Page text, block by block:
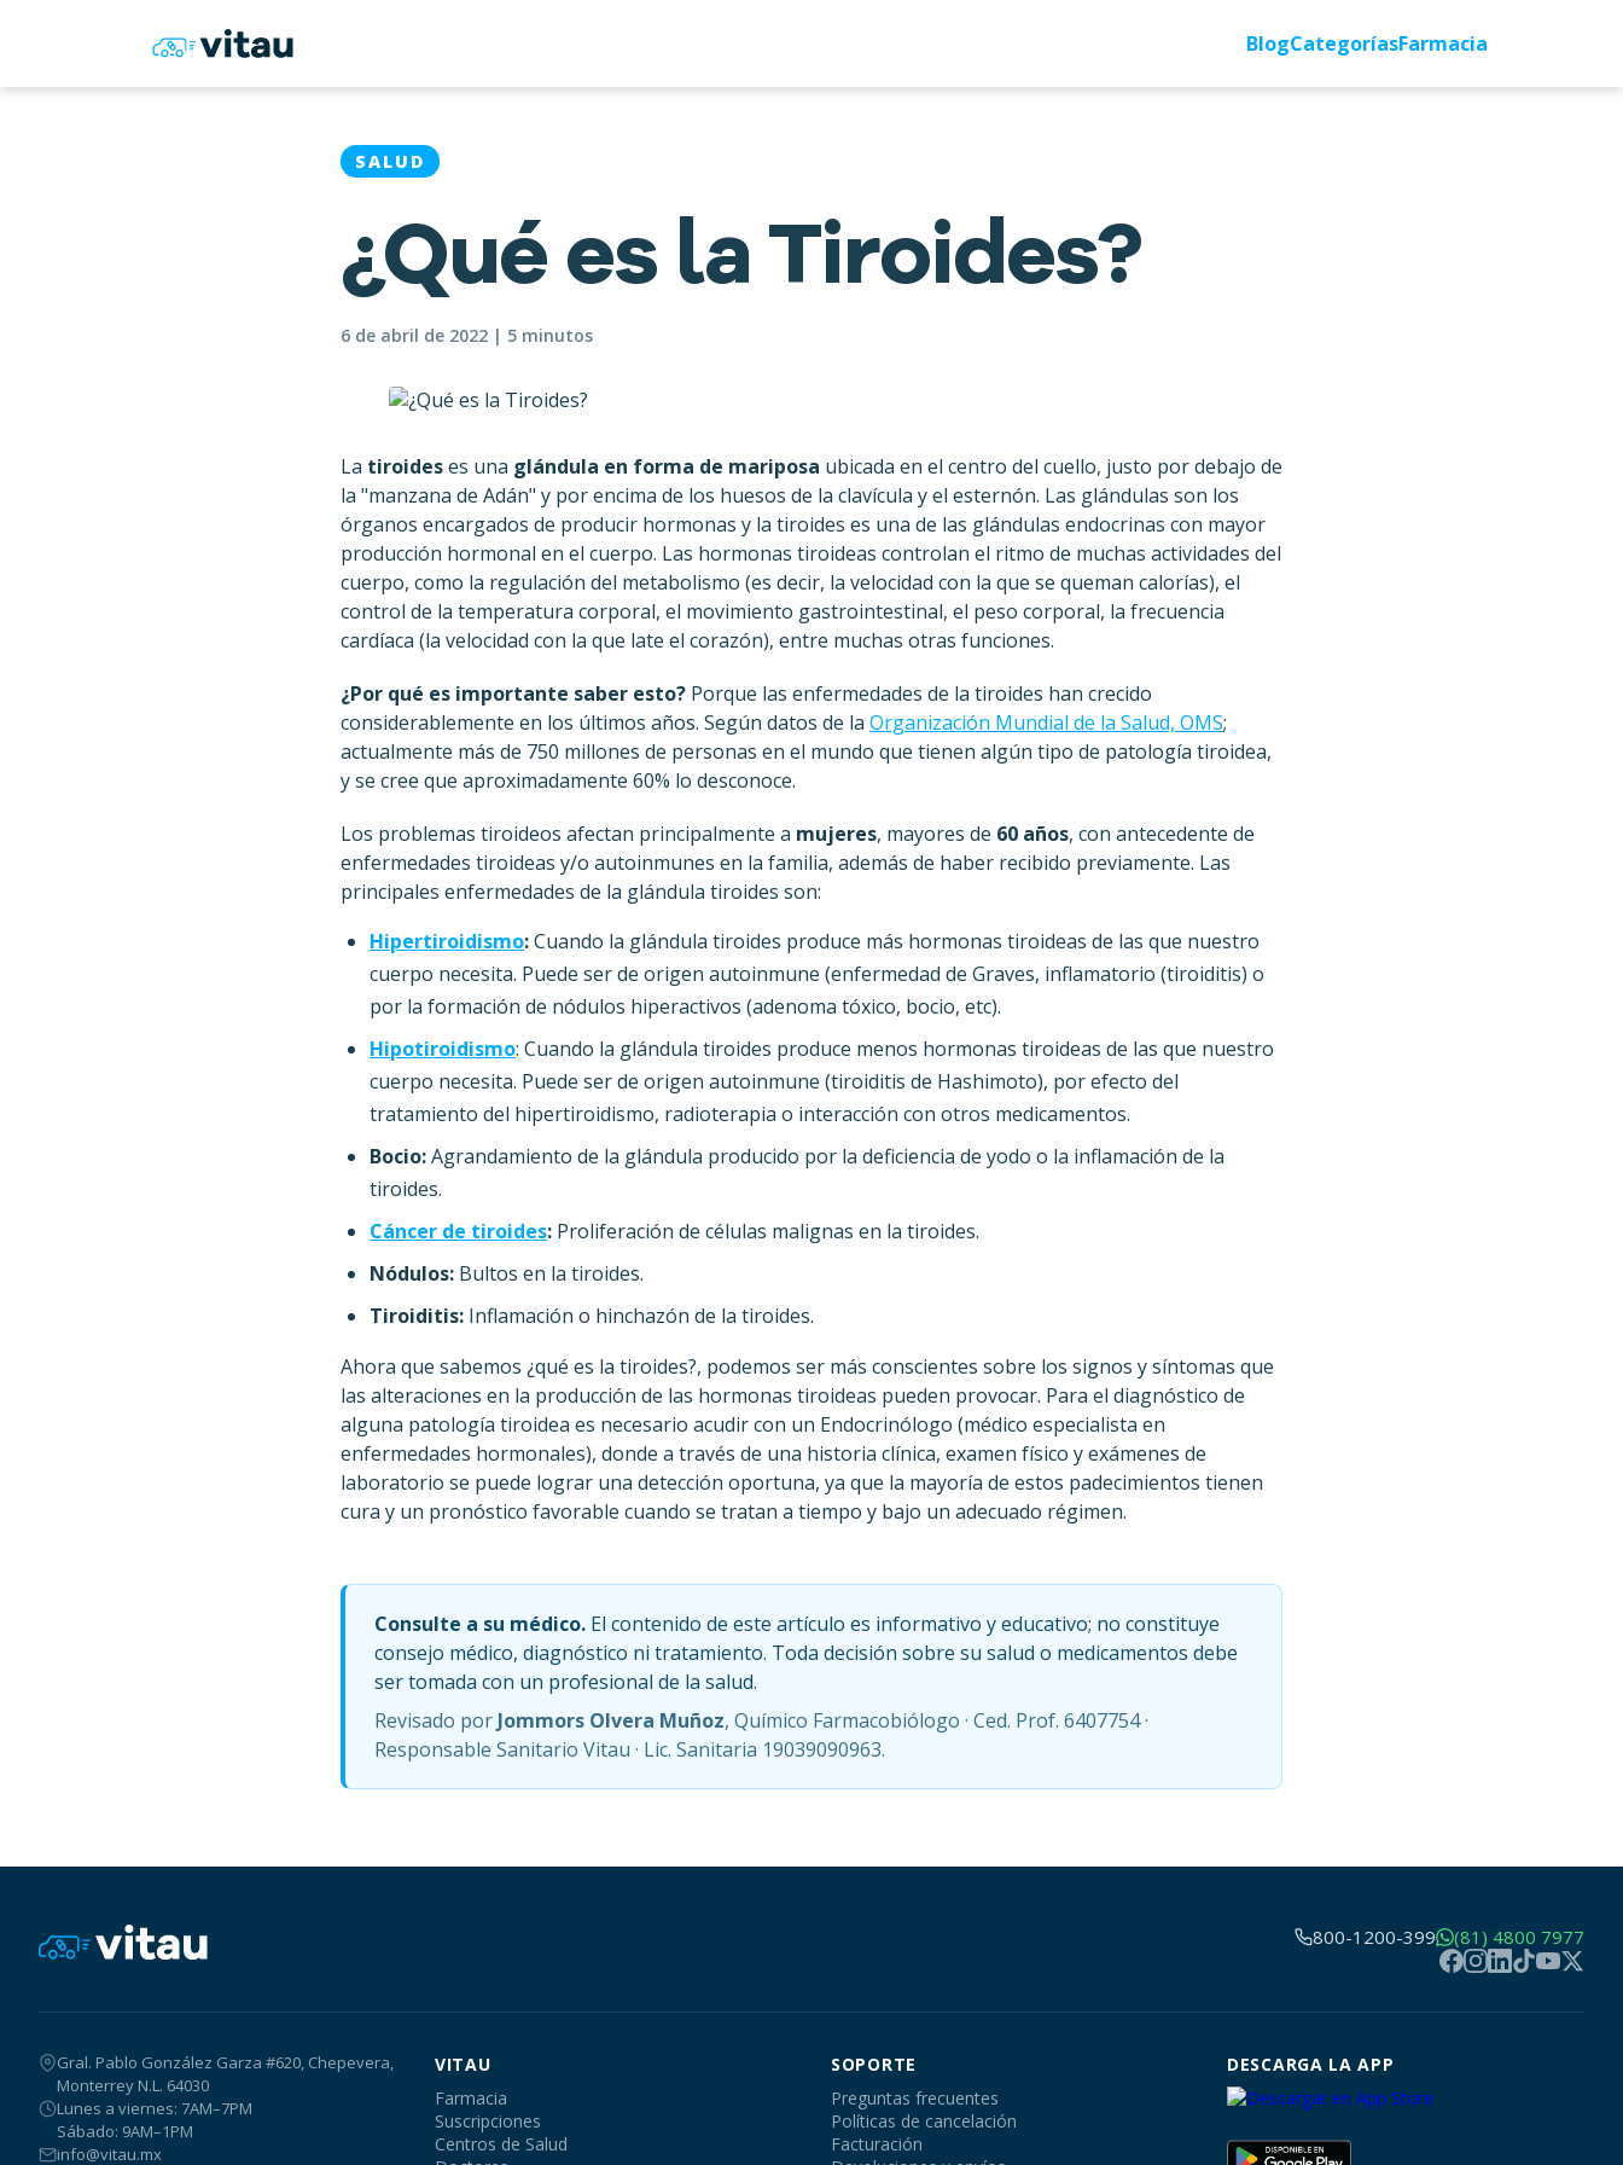
BlogCategoríasFarmacia
SALUD
¿Qué es la Tiroides?
6 de abril de 2022 | 5 minutos
La tiroideses una glándula en forma de mariposa ubicada en el centro del cuello, justo por debajo de
la "manzana de Adán" y por encima de los huesos de la clavícula y el esternón. Las glándulas son los
órganos encargados de producir hormonas y la tiroides es una de las glándulas endocrinas con mayor
producción hormonal en el cuerpo. Las hormonas tiroideas controlan el ritmo de muchas actividades del
cuerpo, como la regulación del metabolismo (es decir, la velocidad con la que se queman calorías), el
control de la temperatura corporal, el movimiento gastrointestinal, el peso corporal, la frecuencia
cardíaca (la velocidad con la que late el corazón), entre muchas otras funciones.
¿Por qué es importante saber esto? Porque las enfermedades de la tiroides han crecido
considerablemente en los últimos años. Según datos de la Organización Mundial de la Salud, OMS;
actualmente más de 750 millones de personas en el mundo que tienen algún tipo de patología tiroidea,
y se cree que aproximadamente 60% lo desconoce.
Los problemas tiroideos afectan principalmente a mujeres, mayores de 60 años, con antecedente de
enfermedades tiroideas y/o autoinmunes en la familia, además de haber recibido previamente. Las
principales enfermedades de la glándula tiroides son:
Hipertiroidismo:Cuando la glándula tiroides produce más hormonas tiroideas de las que nuestro
cuerpo necesita. Puede ser de origen autoinmune (enfermedad de Graves, inflamatorio (tiroiditis) o
por la formación de nódulos hiperactivos (adenoma tóxico, bocio, etc).
Hipotiroidismo: Cuando la glándula tiroides produce menos hormonas tiroideas de las que nuestro
cuerpo necesita. Puede ser de origen autoinmune (tiroiditis de Hashimoto), por efecto del
tratamiento del hipertiroidismo, radioterapia o interacción con otros medicamentos.
Bocio:Agrandamiento de la glándula producido por la deficiencia de yodo o la inflamación de la
tiroides.
Cáncer de tiroides: Proliferación de células malignas en la tiroides.
Nódulos: Bultos en la tiroides.
Tiroiditis: Inflamación o hinchazón de la tiroides.
Ahora que sabemos ¿qué es la tiroides?, podemos ser más conscientes sobre los signos y síntomas que
las alteraciones en la producción de las hormonas tiroideas pueden provocar. Para el diagnóstico de
alguna patología tiroidea es necesario acudir con un Endocrinólogo (médico especialista en
enfermedades hormonales), donde a través de una historia clínica, examen físico y exámenes de
laboratorio se puede lograr una detección oportuna, ya que la mayoría de estos padecimientos tienen
cura y un pronóstico favorable cuando se tratan a tiempo y bajo un adecuado régimen.
Consulte a su médico. El contenido de este artículo es informativo y educativo; no constituye
consejo médico, diagnóstico ni tratamiento. Toda decisión sobre su salud o medicamentos debe
ser tomada con un profesional de la salud.
Revisado por Jommors Olvera Muñoz, Químico Farmacobiólogo · Ced. Prof. 6407754 ·
Responsable Sanitario Vitau · Lic. Sanitaria 19039090963.
800-1200-399 (81) 4800 7977
Gral. Pablo González Garza #620, Chepevera,
Monterrey N.L. 64030
Lunes a viernes: 7AM–7PM
Sábado: 9AM–1PM
info@vitau.mx
VITAU
Farmacia
Suscripciones
Centros de Salud
SOPORTE
Preguntas frecuentes
Políticas de cancelación
Facturación
DESCARGA LA APP